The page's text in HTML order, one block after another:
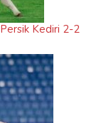
Kediri 2-2